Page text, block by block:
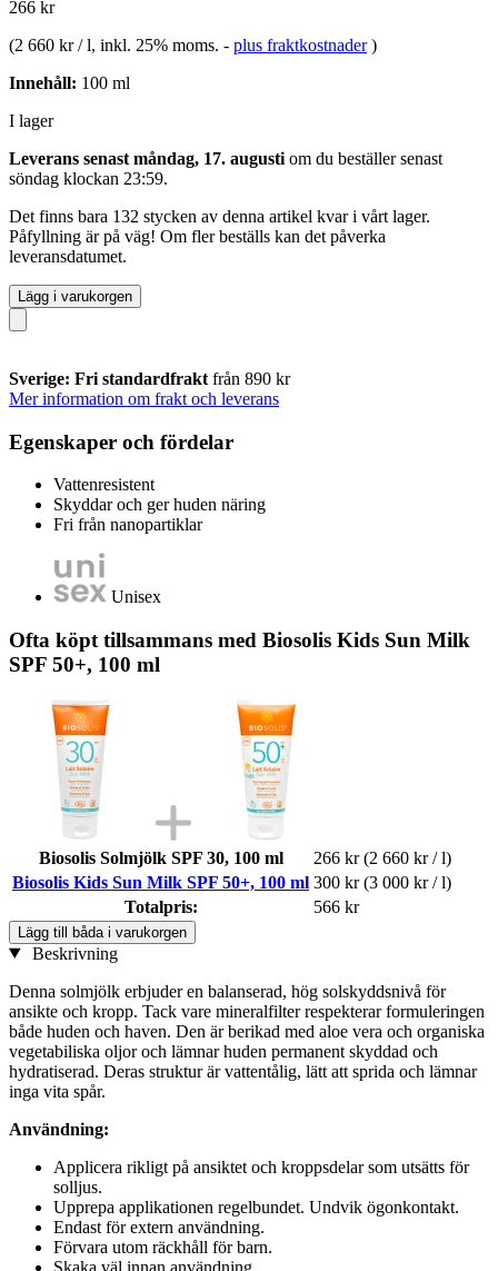
266 kr
(2 660 kr / l, inkl. 25% moms. - plus fraktkostnader )
Innehåll: 100 ml
I lager
Leverans senast måndag, 17. augusti om du beställer senast
söndag klockan 23:59.
Det finns bara 132 stycken av denna artikel kvar i vårt lager.
Påfyllning är på väg! Om fler beställs kan det påverka
leveransdatumet.
Lägg i varukorgen
Sverige: Fri standardfrakt från 890 kr
Mer information om frakt och leverans
Egenskaper och fördelar
Vattenresistent
Skyddar och ger huden näring
Fri från nanopartiklar
Unisex
Ofta köpt tillsammans med Biosolis Kids Sun Milk
SPF 50+, 100 ml
Biosolis Solmjölk SPF 30, 100 ml 266 kr (2 660 kr / l)
Biosolis Kids Sun Milk SPF 50+, 100 ml 300 kr (3 000 kr / l)
Totalpris:
566 kr
Lägg till båda i varukorgen
Beskrivning
Denna solmjölk erbjuder en balanserad, hög solskyddsnivå för
ansikte och kropp. Tack vare mineralfilter respekterar formuleringen
både huden och haven. Den är berikad med aloe vera och organiska
vegetabiliska oljor och lämnar huden permanent skyddad och
hydratiserad. Deras struktur är vattentålig, lätt att sprida och lämnar
inga vita spår.
Användning:
Applicera rikligt på ansiktet och kroppsdelar som utsätts för
solljus.
Upprepa applikationen regelbundet. Undvik ögonkontakt.
Endast för extern användning.
Förvara utom räckhåll för barn.
Skaka väl innan användning.